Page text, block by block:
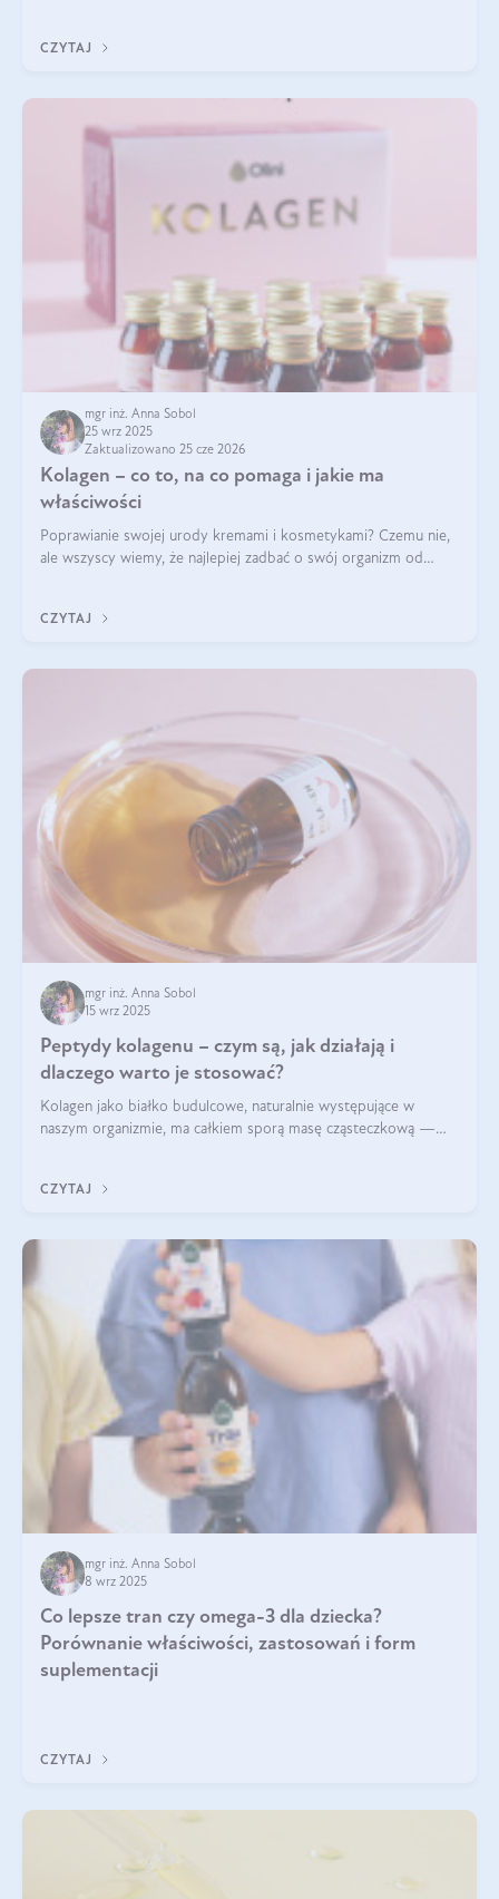
CZYTAJ
mgr inż. Anna Sobol
25 wrz 2025
Zaktualizowano 25 cze 2026
Kolagen – co to, na co pomaga i jakie ma
właściwości
Poprawianie swojej urody kremami i kosmetykami? Czemu nie,
ale wszyscy wiemy, że najlepiej zadbać o swój organizm od
wysokiej jakości suplem
CZYTAJ
mgr inż. Anna Sobol
15 wrz 2025
Peptydy kolagenu – czym są, jak działają i
dlaczego warto je stosować?
Kolagen jako białko budulcowe, naturalnie występujące w
naszym organizmie, ma całkiem sporą masę cząsteczkową —
bardziej biodostępny
CZYTAJ
mgr inż. Anna Sobol
8 wrz 2025
Co lepsze tran czy omega-3 dla dziecka?
Porównanie właściwości, zastosowań i form
suplementacji
CZYTAJ